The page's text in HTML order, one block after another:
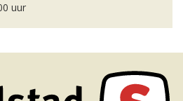
uur